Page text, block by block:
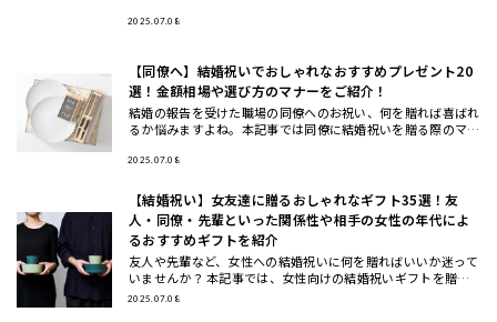
いギフトの選
2025.07.08
【同僚へ】結婚祝いでおしゃれなおすすめプレゼント20
選！金額相場や選び方のマナーをご紹介！
結婚の報告を受けた職場の同僚へのお祝い、何を贈れば喜ばれ
るか悩みますよね。本記事では同僚に結婚祝いを贈る際のマナ
ゼント20選
2025.07.08
【結婚祝い】女友達に贈るおしゃれなギフト35選！友
人・同僚・先輩といった関係性や相手の女性の年代によ
るおすすめギフトを紹介
友人や先輩など、女性への結婚祝いに何を贈ればいいか迷って
いませんか？ 本記事では、女性向けの結婚祝いギフトを贈る
相手別（女友達・同僚・先輩/上司・後輩/部下）と、年代別
2025.07.08